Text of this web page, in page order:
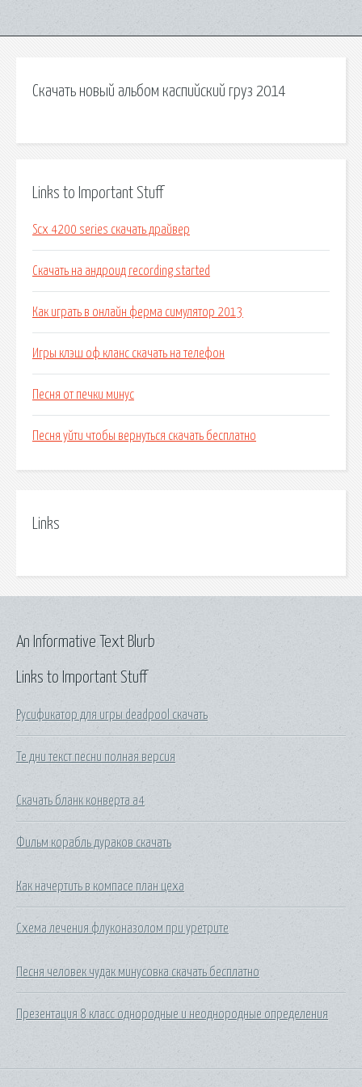
Скачать новый альбом каспийский груз 2014
Links to Important Stuff
Scx 4200 series скачать драйвер
Скачать на андроид recording started
Как играть в онлайн ферма симулятор 2013
Игры клэш оф кланс скачать на телефон
Песня от печки минус
Песня уйти чтобы вернуться скачать бесплатно
Links
Links to Important Stuff
Русификатор для игры deadpool скачать
Те дни текст песни полная версия
Скачать бланк конверта а4
Фильм корабль дураков скачать
Как начертить в компасе план цеха
Схема лечения флуконазолом при уретрите
Песня человек чудак минусовка скачать бесплатно
Презентация 8 класс однородные и неоднородные определения
An Informative Text Blurb